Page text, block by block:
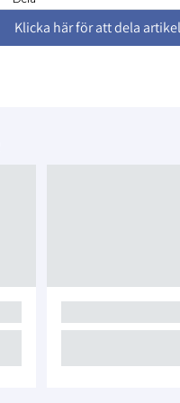
Klicka här för att dela